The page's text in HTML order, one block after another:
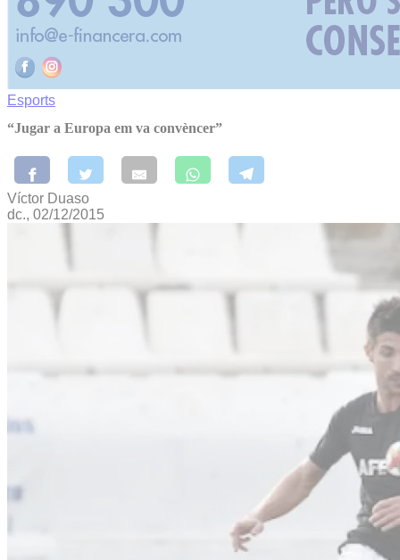
Esports
“Jugar a Europa em va convèncer”
Víctor Duaso
dc., 02/12/2015